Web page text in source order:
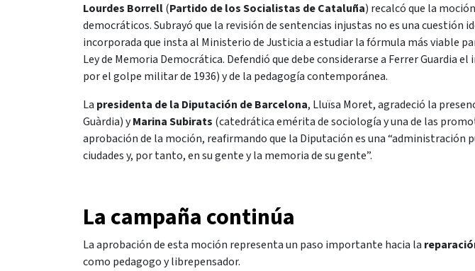
Lourdes Borrell(Partido de los Socialistas de Cataluña) recalcó que la
democráticos. Subrayó que la revisión de sentencias injustas no es una cuestión
incorporada que insta al Ministerio de Justicia a estudiar la fórmula más viable
Ley de Memoria Democrática. Defendió que debe considerarse a Ferrer Guardia
por el golpe militar de 1936) y de la pedagogía contemporánea.
La presidenta de la Diputación de Barcelona, Lluïsa Moret, agradeció la
Guàrdia) yMarina Subirats (catedrática emérita de sociología y una de las
aprobación de la moción, reafirmando que la Diputación es una
ciudades y, por tanto, en su gente y la memoria de su gente”.
La campaña continúa
La aprobación de esta moción representa un paso importante hacia la
como pedagogo y librepensador.